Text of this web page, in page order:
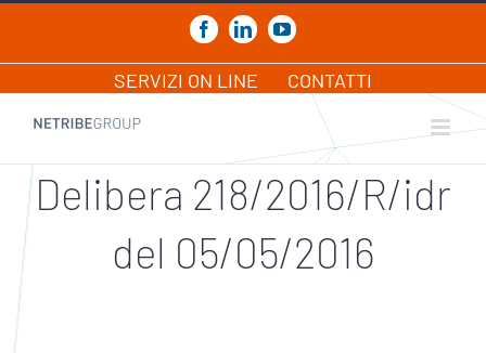
contenuto
FacebookLinkedInYouTube
SERVIZI ON LINE CONTATTI
Delibera 218/2016/R/idr
del 05/05/2016